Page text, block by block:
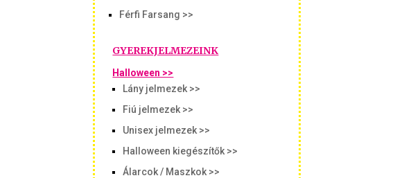
Férfi Farsang >>
GYEREKJELMEZEINK
Halloween >>
Lány jelmezek >>
Fiú jelmezek >>
Unisex jelmezek >>
Halloween kiegészítők >>
Álarcok / Maszkok >>